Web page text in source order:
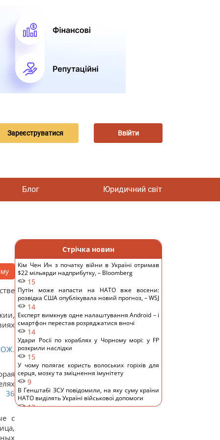
Зареєструватися Ввійти
Блог Юридичний світ
36
с
Стрічка новин
Кім Чен Ин з початку війни в Україні отримав
$22 мільярди надприбутку, – Bloomberg
15
Путін може напасти на НАТО вже восени:
розвідка США опублікувала новий прогноз, – WSJ
14
Експерт вимкнув одне налаштування Android – і
смартфон перестав розряджатися вночі
14
Удари Росії по кораблях у Чорному морі: у FP
розкрили наслідки
15
У чому полягає користь волоських горіхів для
серця, мозку та зміцнення імунітету
9
В Генштабі ЗСУ повідомили, на яку суму країни
НАТО виділять Україні військової допомоги
12